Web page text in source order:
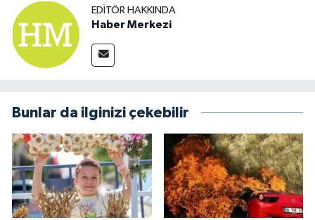
EDITÖR HAKKINDA
Haber Merkezi
Bunlar da ilginizi çekebilir